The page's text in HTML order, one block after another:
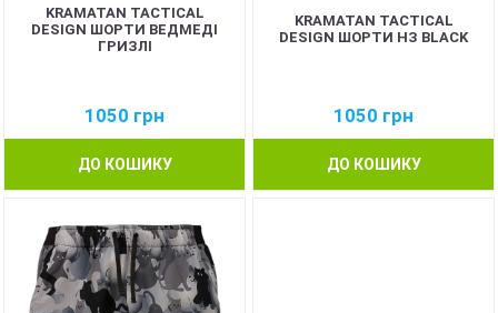
KRAMATAN TACTICAL
DESIGN ШОРТИ ВЕДМЕДІ
ГРИЗЛІ
1050 грн
ДО КОШИКУ
KRAMATAN TACTICAL
DESIGN ШОРТИ НЗ BLACK
1050 грн
ДО КОШИКУ